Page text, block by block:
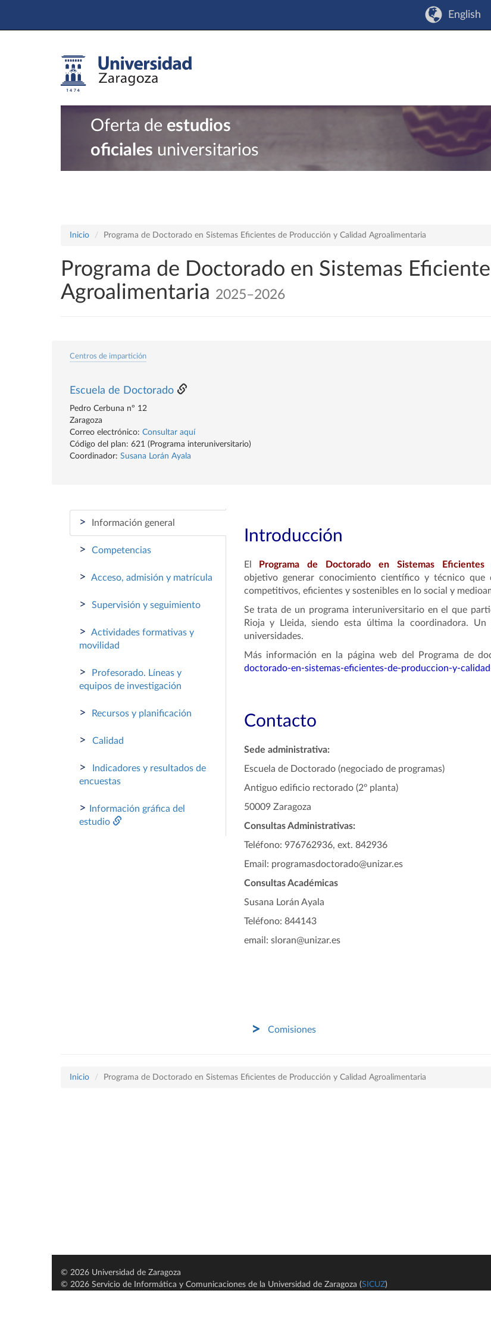
English
Oferta de estudios
oficiales universitarios
Inicio Programa de Doctorado en Sistemas Eficientes de Producción y Calidad Agroalimentaria
Programa de Doctorado en Sistemas
Agroalimentaria 2025–2026
Centros de impartición
Escuela de Doctorado
Pedro Cerbuna nº 12
Zaragoza
Correo electrónico: Consultar aquí
Código del plan: 621 (Programa interuniversitario)
Coordinador: Susana Lorán Ayala
> Información general
> Competencias
> Acceso, admisión y matrícula
> Supervisión y seguimiento
>
Actividades formativas y
movilidad
>
Profesorado. Líneas y
equipos de investigación
> Recursos y planificación
> Calidad
>
Indicadores y resultados de
encuestas
>
Información gráfica del
estudio
Introducción
El Programa de Doctorado en Sistemas
objetivo generar conocimiento científico y técnico que
competitivos, eficientes y sostenibles en lo social y
Se trata de un programa interuniversitario en el que
Rioja y Lleida, siendo esta última la coordinadora.
universidades.
Más información en la página web del Programa de
doctorado-en-sistemas-eficientes-de-produccion-y-
Contacto
Sede administrativa:
Escuela de Doctorado (negociado de programas)
Antiguo edificio rectorado (2º planta)
50009 Zaragoza
Consultas Administrativas:
Teléfono: 976762936, ext. 842936
Email: programasdoctorado@unizar.es
Consultas Académicas
Susana Lorán Ayala
Teléfono: 844143
email: sloran@unizar.es
Comisiones
Inicio Programa de Doctorado en Sistemas Eficientes de Producción y Calidad Agroalimentaria
© 2026 Universidad de Zaragoza
© 2026 Servicio de Informática y Comunicaciones de la Universidad de Zaragoza (SICUZ)